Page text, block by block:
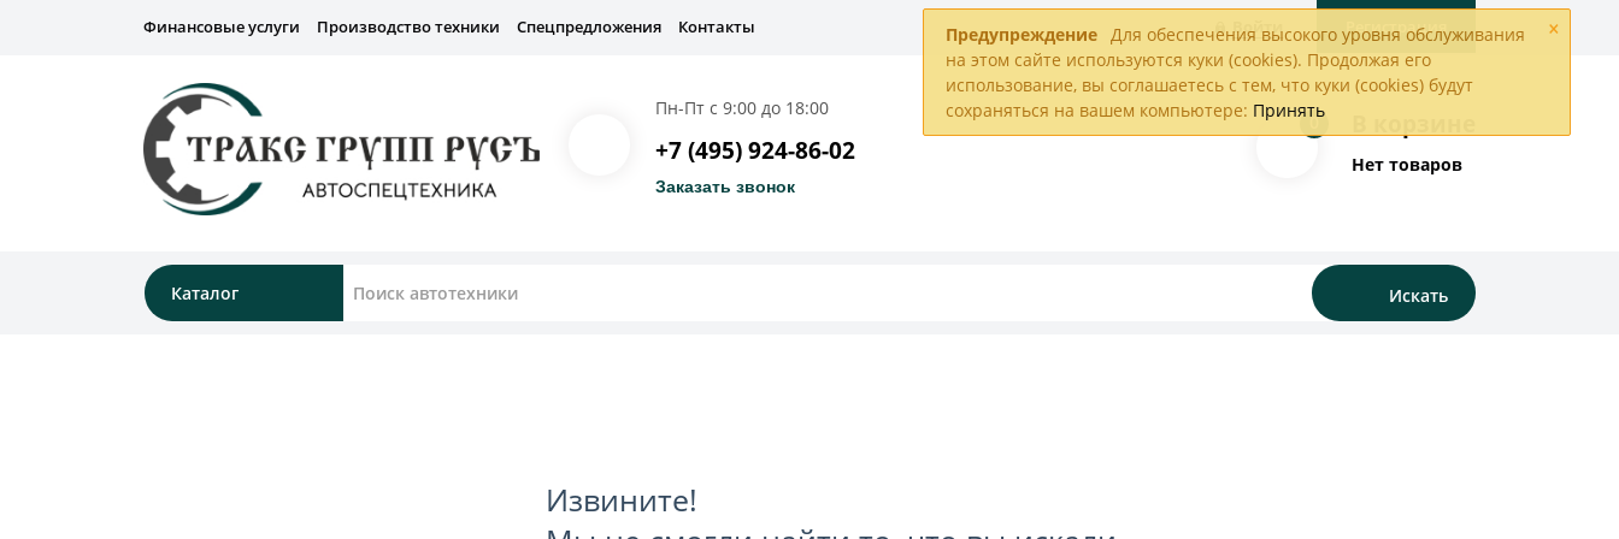
×
Предупреждение Для обеспечения высокого уровня обслуживания
на этом сайте используются куки (cookies). Продолжая его
использование, вы соглашаетесь с тем, что куки (cookies) будут
сохраняться на вашем компьютере: Принять
Финансовые услуги Производство техники Спецпредложения Контакты Войти Регистрация
Пн-Пт с 9:00 до 18:00
+7 (495) 924-86-02
Заказать звонок
0
Нет товаров
Каталог Искать
Извините!